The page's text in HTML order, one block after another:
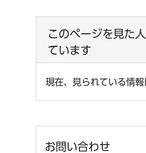
このページを見た
ています
現在、見られている情報
お問い合わせ